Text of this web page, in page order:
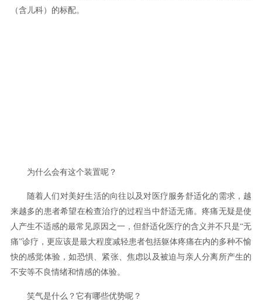
（含儿科）的标配。
为什么会有这个装置呢？
随着人们对美好生活的向往以及对医疗服务舒适化的需求，越
来越多的患者希望在检查治疗的过程当中舒适无痛。疼痛无疑是使
人产生不适感的最常见原因之一，但舒适化医疗的含义并不只是“无
痛”诊疗，更应该是最大程度减轻患者包括躯体疼痛在内的多种不愉
快的感觉体验，如恐惧、紧张、焦虑以及被迫与亲人分离所产生的
不安等不良情绪和情感的体验。
笑气是什么？它有哪些优势呢？